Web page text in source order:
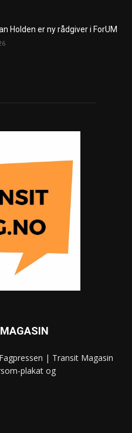
Holden er ny rådgiver i ForUM
| Transit Magasin
plakat og